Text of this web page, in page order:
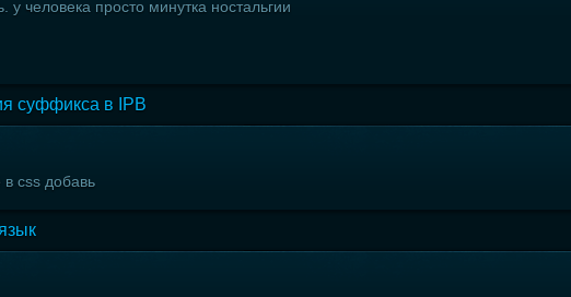
у человека просто минутка ностальгии
суффикса в IPB
css добавь